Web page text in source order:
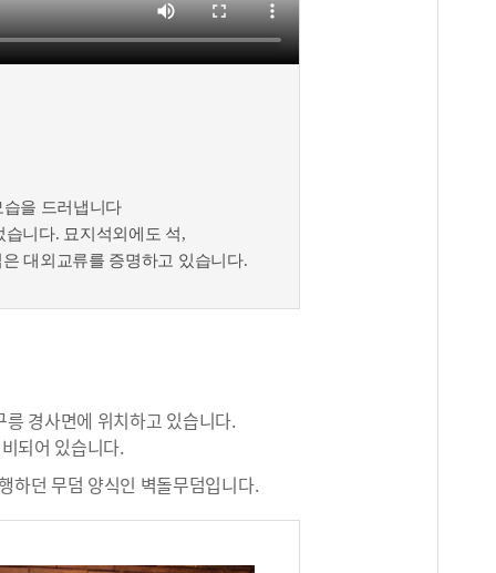
을 드러냅니다
니다. 묘지석외에도 석,
대외교류를 증명하고 있습니다.
경사면에 위치하고 있습니다.
되어 있습니다.
하던 무덤 양식인 벽돌무덤입니다.